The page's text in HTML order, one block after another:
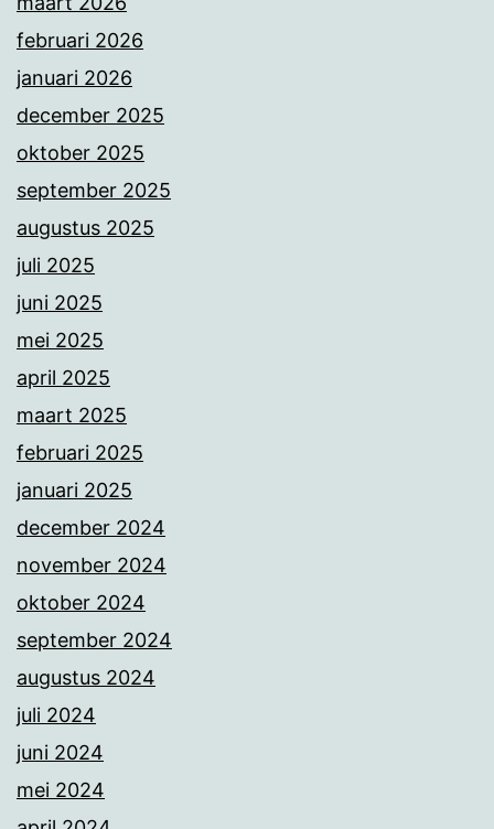
februari 2026
januari 2026
december 2025
oktober 2025
september 2025
augustus 2025
juli 2025
juni 2025
mei 2025
april 2025
maart 2025
februari 2025
januari 2025
december 2024
november 2024
oktober 2024
september 2024
augustus 2024
juli 2024
juni 2024
mei 2024